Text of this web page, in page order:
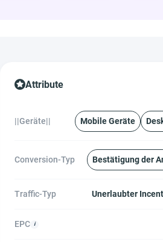
Attribute
||Geräte|| Mobile Geräte
Conversion-Typ Bestätigung der
Traffic-Typ Unerlaubter
EPC